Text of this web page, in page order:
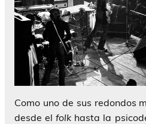
Como uno de sus redondos
desde elfolk hasta la